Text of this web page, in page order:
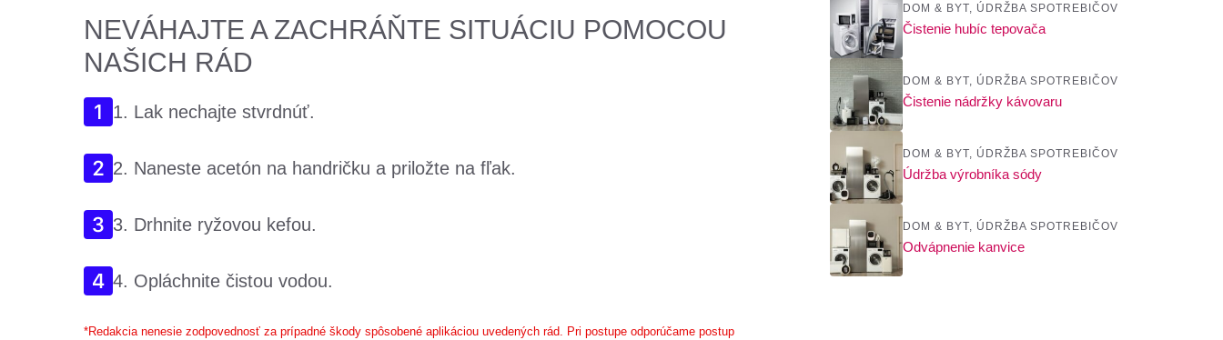
NEVÁHAJTE A ZACHRÁŇTE SITUÁCIU POMOCOU
NAŠICH RÁD
1. Lak nechajte stvrdnúť.
2. Naneste acetón na handričku a priložte na fľak.
3. Drhnite ryžovou kefou.
4. Opláchnite čistou vodou.
*Redakcia nenesie zodpovednosť za prípadné škody spôsobené aplikáciou uvedených rád. Pri postupe odporúčame postup
DOM & BYT, ÚDRŽBA SPOTREBIČOV
Čistenie hubíc tepovača
DOM & BYT, ÚDRŽBA SPOTREBIČOV
Čistenie nádržky kávovaru
DOM & BYT, ÚDRŽBA SPOTREBIČOV
Údržba výrobníka sódy
DOM & BYT, ÚDRŽBA SPOTREBIČOV
Odvápnenie kanvice